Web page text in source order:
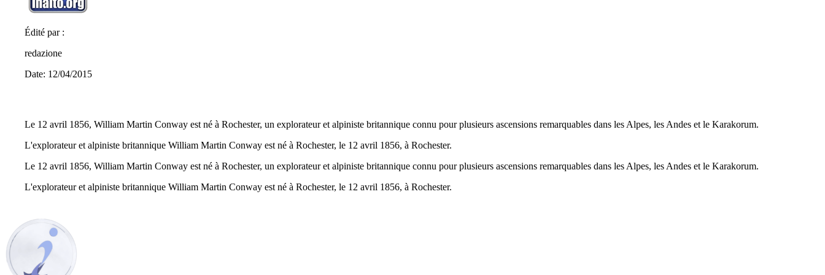
Édité par :
redazione
Date: 12/04/2015
Le 12 avril 1856, William Martin Conway est né à Rochester, un explorateur et alpiniste britannique connu pour plusieurs ascensions remarquables dans les Alpes, les Andes et le Karakorum.
L'explorateur et alpiniste britannique William Martin Conway est né à Rochester, le 12 avril 1856, à Rochester.
Le 12 avril 1856, William Martin Conway est né à Rochester, un explorateur et alpiniste britannique connu pour plusieurs ascensions remarquables dans les Alpes, les Andes et le Karakorum.
L'explorateur et alpiniste britannique William Martin Conway est né à Rochester, le 12 avril 1856, à Rochester.